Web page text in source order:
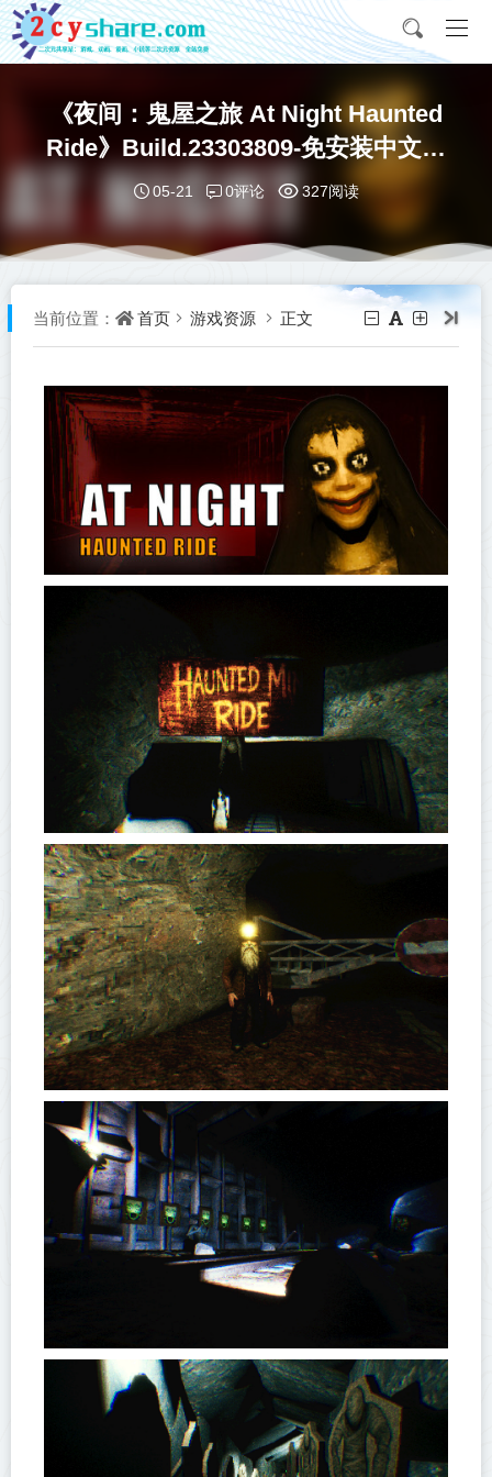
《夜间：鬼屋之旅 At Night Haunted
Ride》Build.23303809-免安装中文版
丨中文版网盘下载
05-21 0评论 327阅读
当前位置： 首页 游戏资源 正文